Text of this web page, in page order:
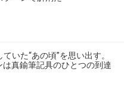
いた“あの頃”を思い出す。
真鍮筆記具のひとつの到達